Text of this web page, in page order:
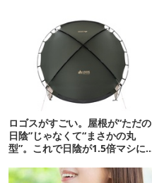
ロゴスがすごい。屋根が“ただの
日陰”じゃなくて“まさかの丸
型”。これで日陰が1.5倍マシに